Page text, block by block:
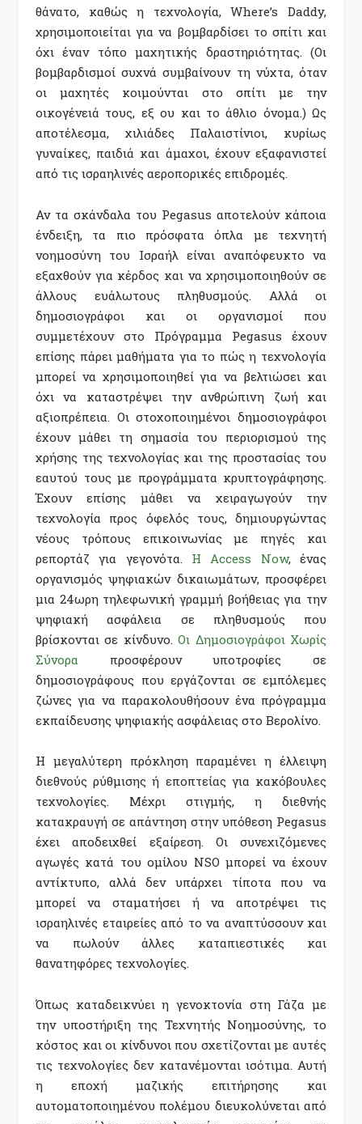
θάνατο, καθώς η τεχνολογία, Where’s Daddy,
χρησιμοποιείται για να βομβαρδίσει το σπίτι και
όχι έναν τόπο μαχητικής δραστηριότητας. (Οι
βομβαρδισμοί συχνά συμβαίνουν τη νύχτα, όταν
οι μαχητές κοιμούνται στο σπίτι με την
οικογένειά τους, εξ ου και το άθλιο όνομα.) Ως
αποτέλεσμα, χιλιάδες Παλαιστίνιοι, κυρίως
γυναίκες, παιδιά και άμαχοι, έχουν εξαφανιστεί
από τις ισραηλινές αεροπορικές επιδρομές.
Αν τα σκάνδαλα του Pegasus αποτελούν κάποια
ένδειξη, τα πιο πρόσφατα όπλα με τεχνητή
νοημοσύνη του Ισραήλ είναι αναπόφευκτο να
εξαχθούν για κέρδος και να χρησιμοποιηθούν σε
άλλους ευάλωτους πληθυσμούς. Αλλά οι
δημοσιογράφοι και οι οργανισμοί που
συμμετέχουν στο Πρόγραμμα Pegasus έχουν
επίσης πάρει μαθήματα για το πώς η τεχνολογία
μπορεί να χρησιμοποιηθεί για να βελτιώσει και
όχι να καταστρέψει την ανθρώπινη ζωή και
αξιοπρέπεια. Οι στοχοποιημένοι δημοσιογράφοι
έχουν μάθει τη σημασία του περιορισμού της
χρήσης της τεχνολογίας και της προστασίας του
εαυτού τους με προγράμματα κρυπτογράφησης.
Έχουν επίσης μάθει να χειραγωγούν την
τεχνολογία προς όφελός τους, δημιουργώντας
νέους τρόπους επικοινωνίας με πηγές και
ρεπορτάζ για γεγονότα. Η Access Now, ένας
οργανισμός ψηφιακών δικαιωμάτων, προσφέρει
μια 24ωρη τηλεφωνική γραμμή βοήθειας για την
ψηφιακή ασφάλεια σε πληθυσμούς που
βρίσκονται σε κίνδυνο.Οι Δημοσιογράφοι Χωρίς
Σύνορα προσφέρουν υποτροφίες σε
δημοσιογράφους που εργάζονται σε εμπόλεμες
ζώνες για να παρακολουθήσουν ένα πρόγραμμα
εκπαίδευσης ψηφιακής ασφάλειας στο Βερολίνο.
Η μεγαλύτερη πρόκληση παραμένει η έλλειψη
διεθνούς ρύθμισης ή εποπτείας για κακόβουλες
τεχνολογίες. Μέχρι στιγμής, η διεθνής
κατακραυγή σε απάντηση στην υπόθεση Pegasus
έχει αποδειχθεί εξαίρεση. Οι συνεχιζόμενες
αγωγές κατά του ομίλου NSO μπορεί να έχουν
αντίκτυπο, αλλά δεν υπάρχει τίποτα που να
μπορεί να σταματήσει ή να αποτρέψει τις
ισραηλινές εταιρείες από το να αναπτύσσουν και
να πωλούν άλλες καταπιεστικές και
θανατηφόρες τεχνολογίες.
Όπως καταδεικνύει η γενοκτονία στη Γάζα με
την υποστήριξη της Τεχνητής Νοημοσύνης, το
κόστος και οι κίνδυνοι που σχετίζονται με αυτές
τις τεχνολογίες δεν κατανέμονται ισότιμα. Αυτή
η εποχή μαζικής επιτήρησης και
αυτοματοποιημένου πολέμου διευκολύνεται από